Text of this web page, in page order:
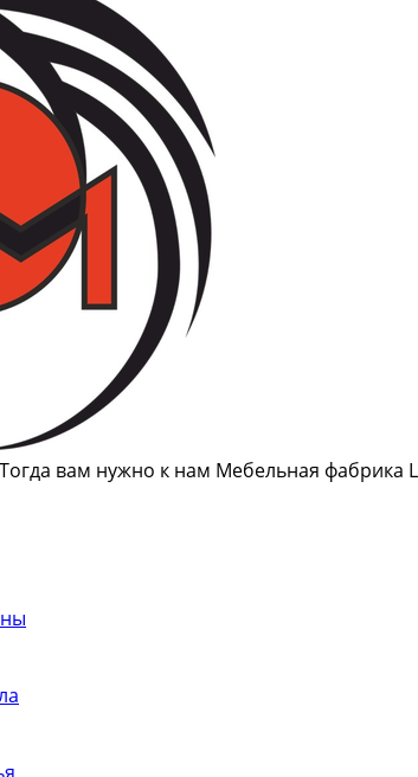
вам нужно к нам Мебельная фабрика